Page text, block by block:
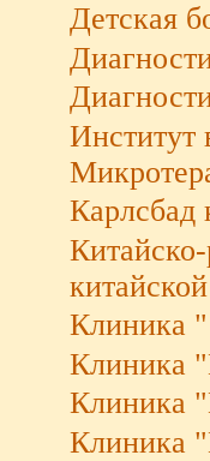
Детская
Институт
Карлсбад
Клиника
Клиника
Клиника
Клиника